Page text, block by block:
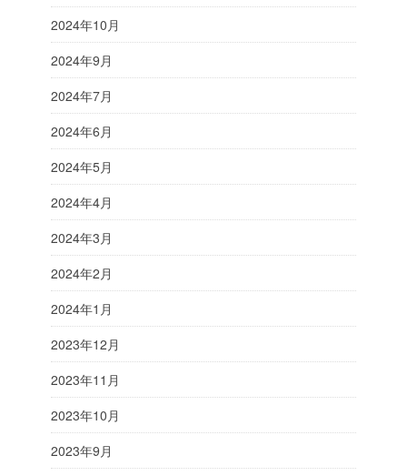
2024年10月
2024年9月
2024年7月
2024年6月
2024年5月
2024年4月
2024年3月
2024年2月
2024年1月
2023年12月
2023年11月
2023年10月
2023年9月